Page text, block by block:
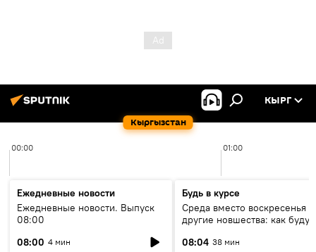
Кыргызстан
КЫРГ
00:00 01:00
Ежедневные новости
Ежедневные новости. Выпуск
08:00
08:00 4 мин
Будь в курсе
Среда вместо воскресенья и
другие новшества: как будут
08:04 38 мин